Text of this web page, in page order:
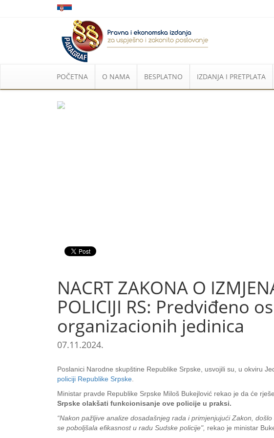
POČETNA O NAMA BESPLATNO IZDANJA I PRETPLATA
NACRT ZAKONA O
POLICIJI RS: Predviđeno
organizacionih jedinica
07.11.2024.
Poslanici Narodne skupštine Republike Srpske, usvojili su, u okviru
policiji Republike Srpske
Ministar pravde Republike Srpske Miloš Bukejlović rekao je da će
Srpske olakšati funkcionisanje ove policije u praksi.
“Nakon pažljive analize dosadašnjeg rada i primjenjujući Zakon,
se poboljšala efikasnost u radu Sudske policije", rekao je ministar